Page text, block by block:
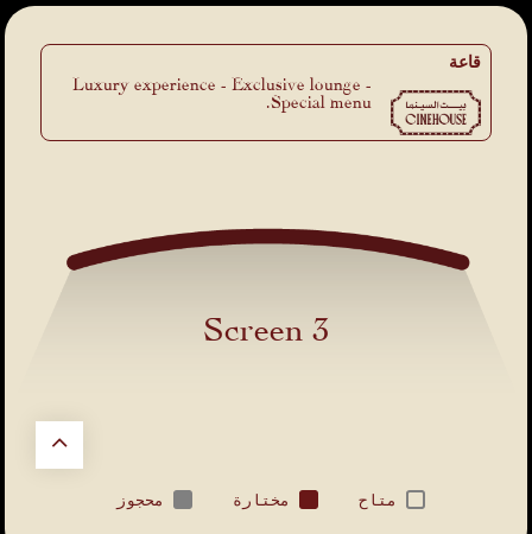
قاعة
Luxury experience - Exclusive lounge -
Special menu.
Screen 3
متاح مختارة محجوز